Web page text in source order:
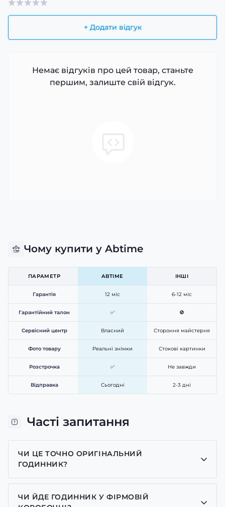
+ Додати відгук
Немає відгуків про цей товар, станьте
першим, залиште свій відгук.
Чому купити у Abtime
ПАРАМЕТР ABTIME ІНШІ
Гарантія 12 міс 6-12 міс
Гарантійний талон ✅ 🚫
Сервісний центр Власний Стороння майстерня
Фото товару Реальні знімки Стокові картинки
Розстрочка ✅ Не завжди
Відправка Сьогодні 2-3 дні
Часті запитання
ЧИ ЦЕ ТОЧНО ОРИГІНАЛЬНИЙ
ГОДИННИК?
Так, усі годинники у нас лише оригінальні, ми є
представником багатьох брендів.
ЧИ ЙДЕ ГОДИННИК У ФІРМОВІЙ